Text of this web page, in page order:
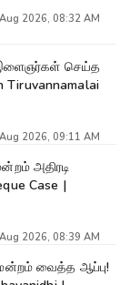
2026, 08:32 AM
செய்த
Tiruvannamalai
2026, 09:11 AM
அதிரடி
Case |
2026, 08:39 AM
வைத்த ஆப்பு!